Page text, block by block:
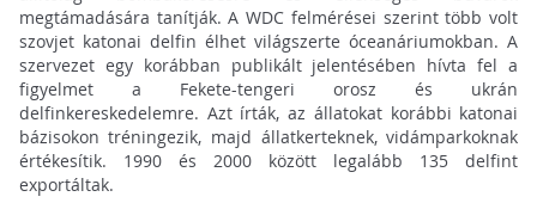
megtámadására tanítják. A WDC felmérései szerint több volt
szovjet katonai delfin élhet világszerte óceanáriumokban. A
szervezet egy korábban publikált jelentésében hívta fel a
figyelmet a Fekete-tengeri orosz és ukrán
delfinkereskedelemre. Azt írták, az állatokat korábbi katonai
bázisokon tréningezik, majd állatkerteknek, vidámparkoknak
értékesítik. 1990 és 2000 között legalább 135 delfint
exportáltak.